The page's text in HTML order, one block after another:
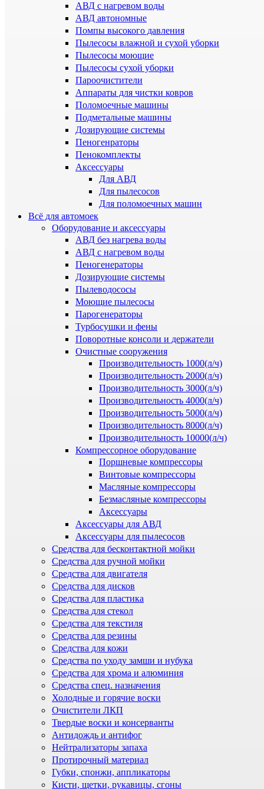
АВД с нагревом воды
АВД автономные
Помпы высокого давления
Пылесосы влажной и сухой уборки
Пылесосы моющие
Пылесосы сухой уборки
Пароочистители
Аппараты для чистки ковров
Поломоечные машины
Подметальные машины
Дозирующие системы
Пеногенраторы
Пенокомплекты
Аксессуары
Для АВД
Для пылесосов
Для поломоечных машин
Всё для автомоек
Оборудование и аксессуары
АВД без нагрева воды
АВД с нагревом воды
Пеногенераторы
Дозирующие системы
Пылеводососы
Моющие пылесосы
Парогенераторы
Турбосушки и фены
Поворотные консоли и держатели
Очистные сооружения
Производительность 1000(л/ч)
Производительность 2000(л/ч)
Производительность 3000(л/ч)
Производительность 4000(л/ч)
Производительность 5000(л/ч)
Производительность 8000(л/ч)
Производительность 10000(л/ч)
Компрессорное оборудование
Поршневые компрессоры
Винтовые компрессоры
Масляные компрессоры
Безмасляные компрессоры
Аксессуары
Аксессуары для АВД
Аксессуары для пылесосов
Средства для бесконтактной мойки
Средства для ручной мойки
Средства для двигателя
Средства для дисков
Средства для пластика
Средства для стекол
Средства для текстиля
Средства для резины
Средства для кожи
Средства по уходу замши и нубука
Средства для хрома и алюминия
Средства спец. назначения
Холодные и горячие воски
Очистители ЛКП
Твердые воски и консерванты
Антидождь и антифог
Нейтрализаторы запаха
Протирочный материал
Губки, спонжи, аппликаторы
Кисти, щетки, рукавицы, сгоны